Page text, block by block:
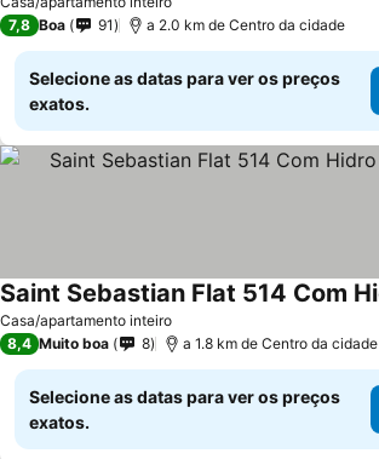
7,8 Boa 91 a 2.0 km de Centro da cidade
Selecione as datas para ver os preços
exatos.
Casa/apartamento inteiro
Ver preços
8,4 Muito boa 8 a 1.8 km de Centro da cidade
Selecione as datas para ver os preços
exatos.